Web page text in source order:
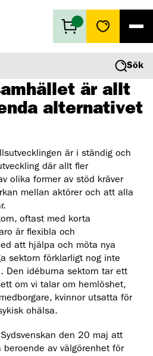
Sök
är allt
alternativet
är i ständig och
där allt fler
olika former av stöd kräver
mellan aktörer och att alla
oftast med korta
är flexibla och
att hjälpa och möta nya
sektorn förklarligt nog inte
Den idéburna sektorn tar ett
om vi talar om hemlöshet,
kvinnor utsatta för
ohälsa.
den 20 maj att
beroende av välgörenhet för